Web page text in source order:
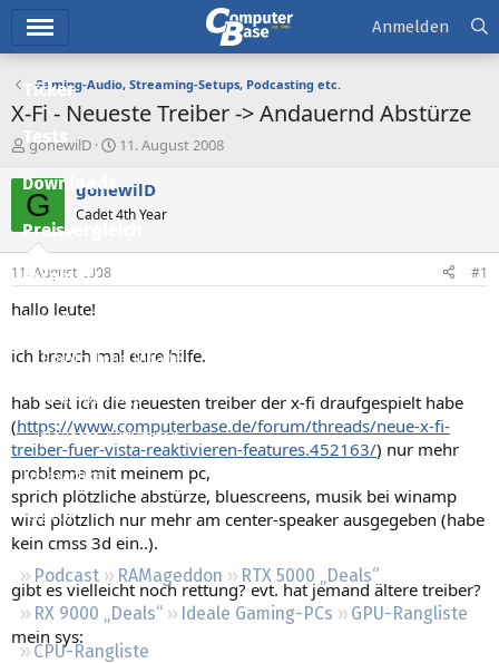
Ticker
Downloads
Preisvergleich
Forum
Aktuelles
Empfohlene Inhalte
Neue Beiträge
Neueste Aktivitäten
Leserartikel
Regeln
Podcast RAMageddon
RTX 5000 „Deals“
RX 9000 „Deals“
Ideale Gaming-PCs
GPU-Rangliste
CPU-Rangliste
Anmelden
Gaming-Audio, Streaming-Setups, Podcasting etc.
X-Fi - Neueste Treiber -> Andauernd Abstürze
E
s
t
e
e
r
gonewilD
E
s
e
t
11. August 2008
G gonewilD
Cadet 4th Year
11. August 2008 #1
hallo leute!
ich brauch mal eure hilfe.
hab seit ich die neuesten treiber der x-fi draufgespielt habe
(https://www.computerbase.de/forum/threads/neue-x-fi-
treiber-fuer-vista-reaktivieren-features.452163/) nur mehr
probleme mit meinem pc,
sprich plötzliche abstürze, bluescreens, musik bei winamp
wird plötzlich nur mehr am center-speaker ausgegeben (habe
kein cmss 3d ein..).
gibt es vielleicht noch rettung? evt. hat jemand ältere treiber?
mein sys: